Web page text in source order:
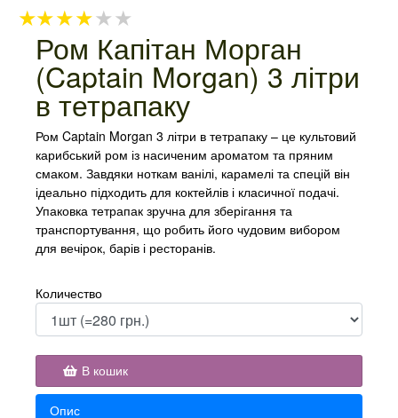
★★★★★
Ром Капітан Морган
(Captain Morgan) 3 літри
в тетрапаку
Ром Captain Morgan 3 літри в тетрапаку – це культовий
карибський ром із насиченим ароматом та пряним
смаком. Завдяки ноткам ванілі, карамелі та спецій він
ідеально підходить для коктейлів і класичної подачі.
Упаковка тетрапак зручна для зберігання та
транспортування, що робить його чудовим вибором
для вечірок, барів і ресторанів.
Количество
В кошик
Опис